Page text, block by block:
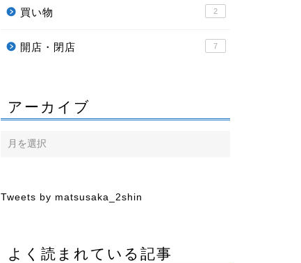
買い物 2
開店・閉店 7
アーカイブ
Tweets by matsusaka_2shin
よく読まれている記事